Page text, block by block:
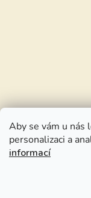
Aby se vám u nás
personalizaci a
informací